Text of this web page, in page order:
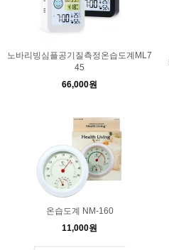
노바리빙심플공기질측정온습도계ML7
45
66,000원
온습도계 NM-160
11,000원